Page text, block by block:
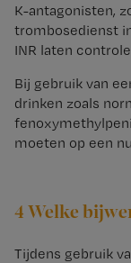
K-antagonisten,
trombosedienst
INR laten
Bij gebruik van
drinken zoals
moeten op een
4 Welke
Tijdens gebruik